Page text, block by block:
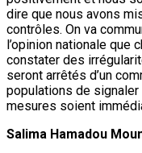
dire que nous avons
contrôles. On va
l’opinion nationale que
constater des
seront arrêtés d’un
populations de
mesures soient
Salima Hamadou